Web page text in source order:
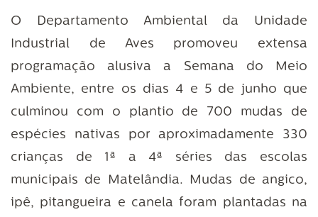
O Departamento Ambiental da Unidade
Industrial de Aves promoveu extensa
programação alusiva a Semana do Meio
Ambiente, entre os dias 4 e 5 de junho que
culminou com o plantio de 700 mudas de
espécies nativas por aproximadamente 330
crianças de 1ª a 4ª séries das escolas
municipais de Matelândia. Mudas de angico,
ipê, pitangueira e canela foram plantadas na